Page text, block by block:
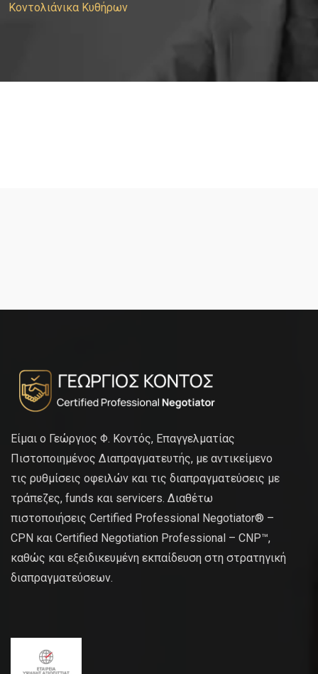
Κοντολιάνικα Κυθήρων
Είμαι ο Γεώργιος Φ. Κοντός, Επαγγελματίας
Πιστοποιημένος Διαπραγματευτής, με αντικείμενο
τις ρυθμίσεις οφειλών και τις διαπραγματεύσεις με
τράπεζες, funds και servicers. Διαθέτω
πιστοποιήσεις Certified Professional Negotiator® –
CPN και Certified Negotiation Professional – CNP™,
καθώς και εξειδικευμένη εκπαίδευση στη στρατηγική
διαπραγματεύσεων.